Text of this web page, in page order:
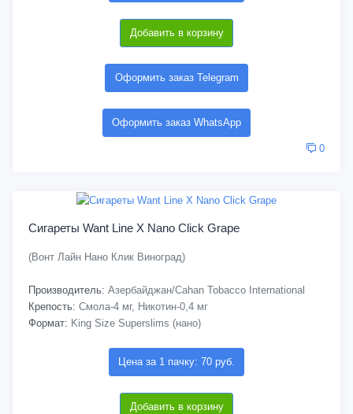
Добавить в корзину
Оформить заказ Telegram
Оформить заказ WhatsApp
0
Сигареты Want Line X Nano Click Grape
(Вонт Лайн Нано Клик Виноград)
Производитель: Азербайджан/Cahan Tobacco International
Крепость: Смола-4 мг, Никотин-0,4 мг
Формат: King Size Superslims (нано)
Цена за 1 пачку: 70 руб.
Добавить в корзину